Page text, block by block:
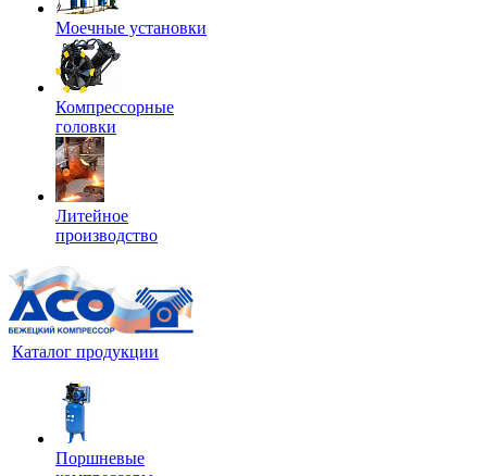
Моечные установки
Компрессорные
головки
Литейное
производство
Каталог продукции
Поршневые